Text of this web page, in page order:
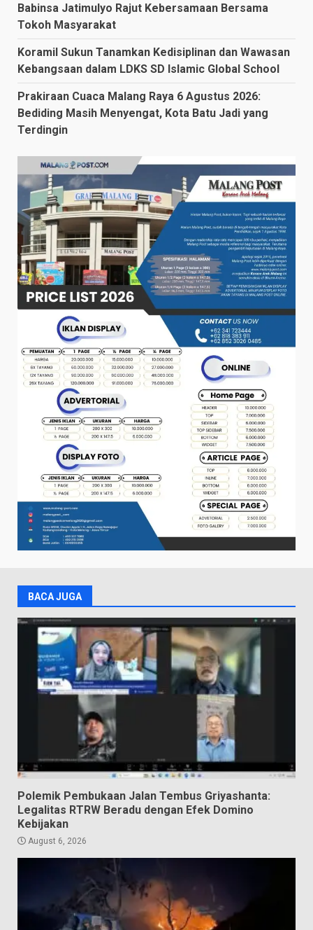
Babinsa Jatimulyo Rajut Kebersamaan Bersama
Tokoh Masyarakat
Koramil Sukun Tanamkan Kedisiplinan dan Wawasan
Kebangsaan dalam LDKS SD Islamic Global School
Prakiraan Cuaca Malang Raya 6 Agustus 2026:
Bediding Masih Menyengat, Kota Batu Jadi yang
Terdingin
BACA JUGA
Polemik Pembukaan Jalan Tembus Griyashanta:
Legalitas RTRW Beradu dengan Efek Domino
Kebijakan
August 6, 2026